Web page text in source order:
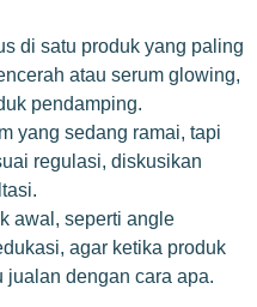
di satu produk yang paling
atau serum glowing,
pendamping.
yang sedang ramai, tapi
regulasi, diskusikan
awal, seperti angle
agar ketika produk
jualan dengan cara apa.